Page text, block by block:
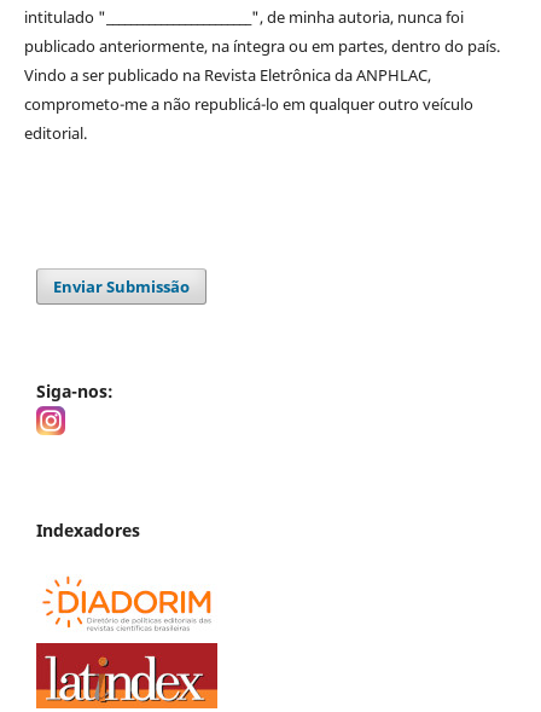
intitulado "________________________", de minha autoria, nunca foi
publicado anteriormente, na íntegra ou em partes, dentrodo país.
Vindo a ser publicado na Revista Eletrônica da ANPHLAC,
comprometo-me a não republicá-lo em qualquer outro veículo
editorial.
Enviar Submissão
Siga-nos:
Indexadores